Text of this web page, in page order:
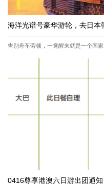
海洋光谱号豪华游轮，去日本
告别舟车劳顿，一觉醒来就是一个国家
0416尊享港澳六日游出团通知